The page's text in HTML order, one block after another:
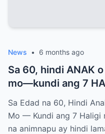
News • 6 months ago
Sa 60, hindi ANAK
mo—kundi ang 7
Sa Edad na 60, Hindi
Mo — Kundi ang 7 Haligi
na animnapu ay hindi